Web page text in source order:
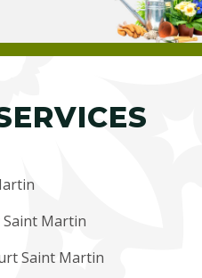
Saint Martin
Saint Martin